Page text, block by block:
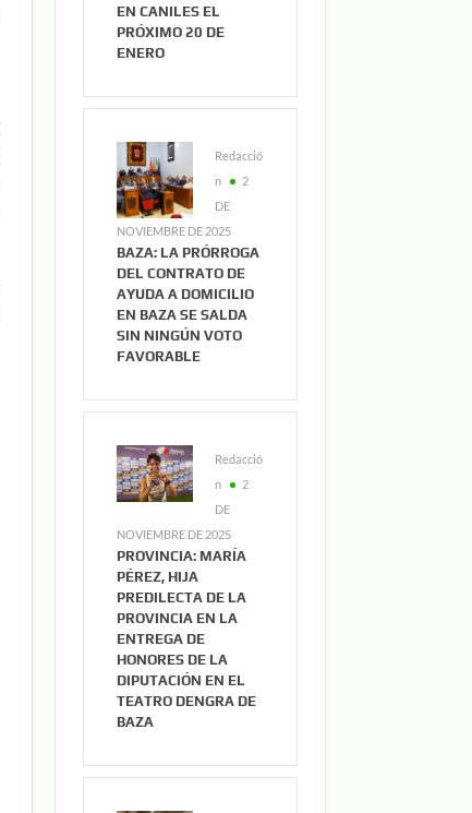
EN CANILES EL
PRÓXIMO 20 DE
ENERO
Redacció
n
2
DE
NOVIEMBRE DE 2025
BAZA: LA PRÓRROGA
DEL CONTRATO DE
AYUDA A DOMICILIO
EN BAZA SE SALDA
SIN NINGÚN VOTO
FAVORABLE
Redacció
n
2
DE
NOVIEMBRE DE 2025
PROVINCIA: MARÍA
PÉREZ, HIJA
PREDILECTA DE LA
PROVINCIA EN LA
ENTREGA DE
HONORES DE LA
DIPUTACIÓN EN EL
TEATRO DENGRA DE
BAZA